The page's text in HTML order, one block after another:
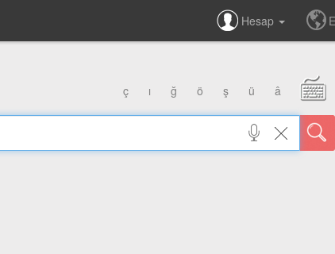
Hesap
ç ı ğ ö ş ü â